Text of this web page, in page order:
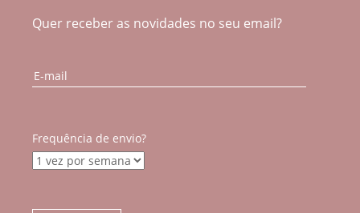
Quer receber as novidades no seu email?
Frequência de envio?